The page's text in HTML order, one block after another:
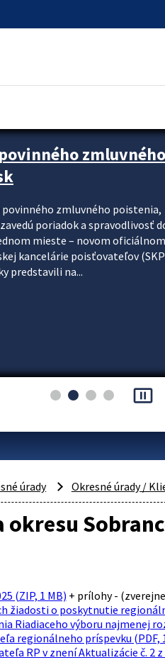
zmluvného
povinného zmluvného poistenia,
poriadok a spravodlivosť
mieste – novom oficiálnom
kancelárie poisťovateľov
predstavili na...
pause_presentation
úrady Okresné úrady /
okresu
(ZIP, 1 MB) + prílohy -
žiadosti o poskytnutie
Riadiaceho výboru najmenej
regionálneho príspevku (PDF,
RP v znení Aktualizácie č. 2 z